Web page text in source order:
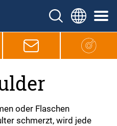
oder Flaschen
schmerzt, wird jede